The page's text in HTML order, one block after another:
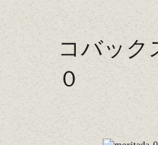
コバッ
０